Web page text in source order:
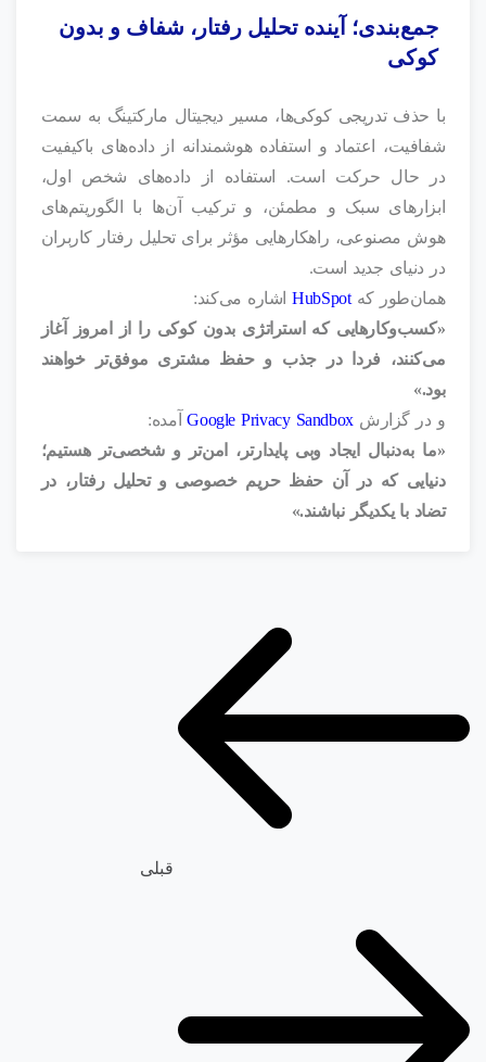
جمع‌بندی؛ آینده تحلیل رفتار، شفاف و بدون
کوکی
با حذف تدریجی کوکی‌ها، مسیر دیجیتال مارکتینگ به سمت
شفافیت، اعتماد و استفاده هوشمندانه از داده‌های باکیفیت
در حال حرکت است. استفاده از داده‌های شخص اول،
ابزارهای سبک و مطمئن، و ترکیب آن‌ها با الگوریتم‌های
هوش مصنوعی، راهکارهایی مؤثر برای تحلیل رفتار کاربران
در دنیای جدید است.
همان‌طور کهHubSpotاشاره می‌کند:
«کسب‌وکارهایی که استراتژی بدون کوکی را از امروز آغاز
می‌کنند، فردا در جذب و حفظ مشتری موفق‌تر خواهند
بود.»
و در گزارش Google Privacy Sandboxآمده:
«ما به‌دنبال ایجاد وبی پایدارتر، امن‌تر و شخصی‌تر هستیم؛
دنیایی که در آن حفظ حریم خصوصی و تحلیل رفتار، در
تضاد با یکدیگر نباشند.»
قبلی